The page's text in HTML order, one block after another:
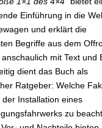
Einführung in die
und erklärt die
Begriffe aus dem
mit Text und
dient das Buch als
Ratgeber: Welche
der Installation eines
zu